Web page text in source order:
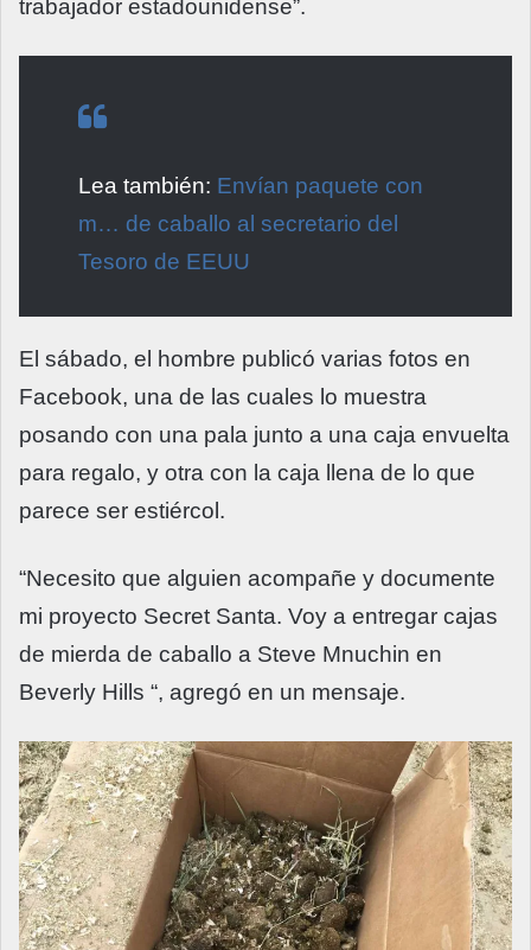
trabajador estadounidense”.
Lea también: Envían paquete con
m… de caballo al secretario del
Tesoro de EEUU
El sábado, el hombre publicó varias fotos en
Facebook, una de las cuales lo muestra
posando con una pala junto a una caja envuelta
para regalo, y otra con la caja llena de lo que
parece ser estiércol.
“Necesito que alguien acompañe y documente
mi proyecto Secret Santa. Voy a entregar cajas
de mierda de caballo a Steve Mnuchin en
Beverly Hills “, agregó en un mensaje.